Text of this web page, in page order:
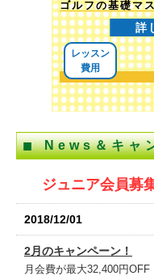
ゴルフの基礎マ
詳
レッスン
費用
News＆キャ
ジュニア会員募
2018/12/01
2月のキャンペーン！
月会費が最大32,400円OFF